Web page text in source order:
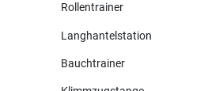
Rollentrainer
Langhantelstation
Bauchtrainer